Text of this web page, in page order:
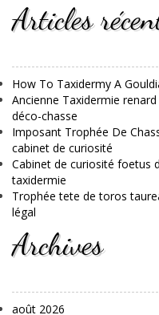
Articles
How To Taxidermy A
Ancienne Taxidermie
déco-chasse
Imposant Trophée De
cabinet de curiosité
Cabinet de curiosité foetus
taxidermie
Trophée tete de toros
légal
Archives
août 2026